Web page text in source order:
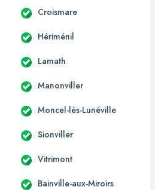
Croismare
Hériménil
Lamath
Manonviller
Moncel-lès-Lunéville
Sionviller
Vitrimont
Bainville-aux-Miroirs